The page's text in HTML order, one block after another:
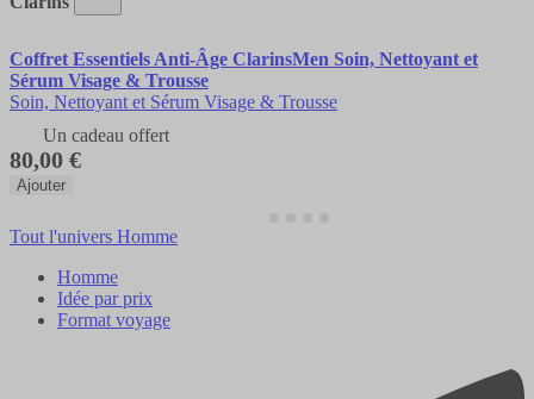
Coffret Essentiels Anti-Âge ClarinsMen Soin, Nettoyant et
Sérum Visage & Trousse
Soin, Nettoyant et Sérum Visage & Trousse
Un cadeau offert
80,00 €
Ajouter
Tout l'univers Homme
Homme
Idée par prix
Format voyage